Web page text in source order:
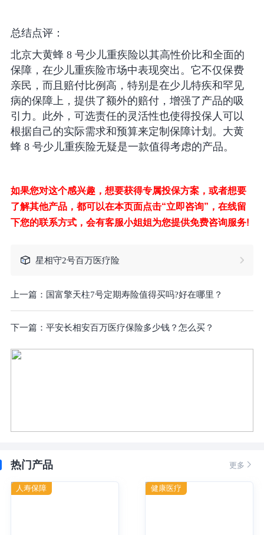
总结点评：
北京大黄蜂 8 号少儿重疾险以其高性价比和全面的
保障，在少儿重疾险市场中表现突出。它不仅保费
亲民，而且赔付比例高，特别是在少儿特疾和罕见
病的保障上，提供了额外的赔付，增强了产品的吸
引力。此外，可选责任的灵活性也使得投保人可以
根据自己的实际需求和预算来定制保障计划。大黄
蜂 8 号少儿重疾险无疑是一款值得考虑的产品。
如果您对这个感兴趣，想要获得专属投保方案，或者想要
了解其他产品，都可以在本页面点击“立即咨询”，在线留
下您的联系方式，会有客服小姐姐为您提供免费咨询服务!
星相守2号百万医疗险
上一篇： 国富擎天柱7号定期寿险值得买吗?好在哪里？
下一篇： 平安长相安百万医疗保险多少钱？怎么买？
热门产品 更多 
人寿保障 健康医疗